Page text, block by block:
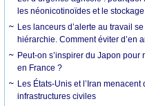
les néonicotinoïdes et le stockage
Les lanceurs d’alerte au travail
hiérarchie. Comment éviter d’en
Peut-on s’inspirer du Japon
en France ?
Les États-Unis et l’Iran
infrastructures civiles